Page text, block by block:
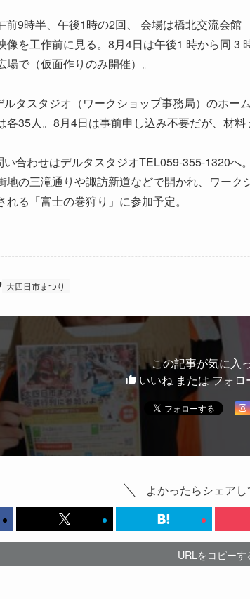
9時半、午後1時の2回、 会場は橋北交流会館
像を工作前に見る。8月4日は午後1 時から同 3
場で（仮面作りのみ開催）。
タスタジオ（ワークショップ事務局）のホー
各35人。8月4日は事前申し込み不要だが、材料
合わせはデルタスタジオTEL059-355-1320へ
地の三滝通りや諏訪新道などで開かれ、ワー
れる「富士の巻狩り」に参加予定。
大四日市まつり
この記事が気に入
いいね または フォロ
よかったらシェアし
URLをコピーす